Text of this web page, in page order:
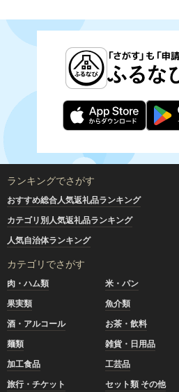
ランキングでさがす
おすすめ総合人気返礼品ランキング
カテゴリ別人気返礼品ランキング
人気自治体ランキング
カテゴリでさがす
肉・ハム類 米・パン
果実類
魚介類
酒・アルコール
お茶・飲料
麺類
雑貨・日用品
加工食品
工芸品
旅行・チケット
セット類 その他